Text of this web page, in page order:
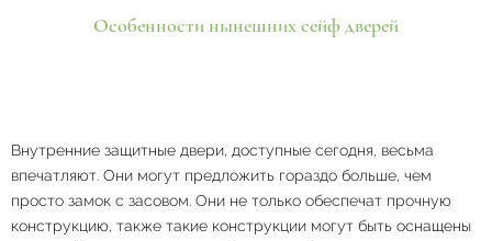
Особенности нынешних сейф дверей
Внутренние защитные двери, доступные сегодня, весьма
впечатляют. Они могут предложить гораздо больше, чем
просто замок с засовом. Они не только обеспечат прочную
конструкцию, также такие конструкции могут быть оснащены